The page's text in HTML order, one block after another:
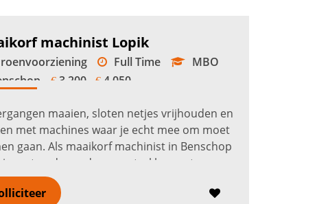
machinist Lopik
Full Time
MBO
€ 3.200 -€ 4.050
maaien, sloten netjes vrijhouden en
met machines waar je echt mee om moet
gaan. Als maaikorf machinist in Benschop
je met onder andere een trekker met
Mecalac en Hooby maaikorf. ...